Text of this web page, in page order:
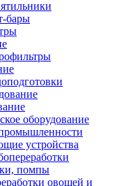
бары
оборудование
устройства
помпы
овощей и